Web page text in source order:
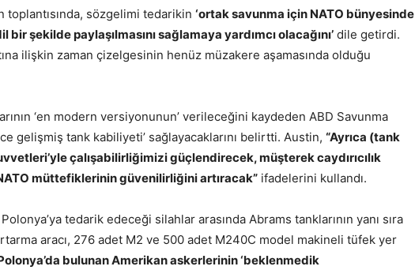
toplantısında, sözgelimi tedarikin ‘ortak savunma için NATO bünyesinde
şekilde paylaşılmasını sağlamaya yardımcı olacağını’ dile getirdi.
ilişkin zaman çizelgesinin henüz müzakere aşamasında olduğu
‘en modern versiyonunun’ verileceğini kaydeden ABD Savunma
gelişmiş tank kabiliyeti’ sağlayacaklarını belirtti. Austin, “Ayrıca (tank
çalışabilirliğimizi güçlendirecek, müşterek caydırıcılık
müttefiklerinin güvenilirliğini artıracak” ifadelerini kullandı.
tedarik edeceği silahlar arasında Abrams tanklarının yanı sıra
aracı, 276 adet M2 ve 500 adet M240C model makineli tüfek yer
bulunan Amerikan askerlerinin ‘beklenmedik